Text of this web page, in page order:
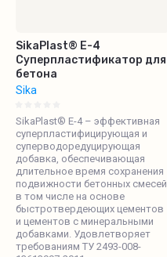
SikaPlast® E-4
Суперпластификатор для
бетона
Sika
SikaPlast® E-4 – эффективная
суперпластифицирующая и
суперводоредуцирующая
добавка, обеспечивающая
длительное время сохранения
подвижности бетонных смесей,
в том числе на основе
быстротвердеющих цементов
и цементов с минеральными
добавками. Удовлетворяет
требованиям ТУ 2493-008-